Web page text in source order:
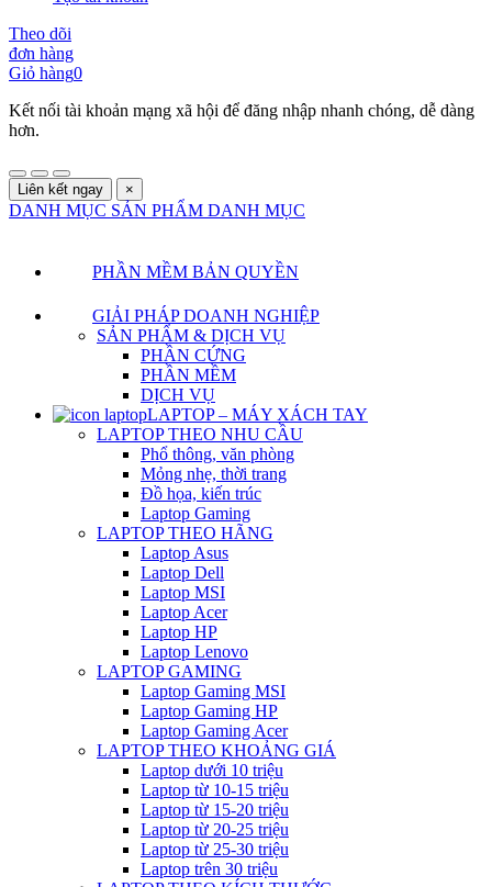
Theo dõi
đơn hàng
Giỏ hàng0
Kết nối tài khoản mạng xã hội để đăng nhập nhanh chóng, dễ dàng
hơn.
Liên kết ngay ×
DANH MỤC SẢN PHẨM DANH MỤC
PHẦN MỀM BẢN QUYỀN
GIẢI PHÁP DOANH NGHIỆP
SẢN PHẨM & DỊCH VỤ
PHẦN CỨNG
PHẦN MỀM
DỊCH VỤ
LAPTOP – MÁY XÁCH TAY
LAPTOP THEO NHU CẦU
Phổ thông, văn phòng
Mỏng nhẹ, thời trang
Đồ họa, kiến trúc
Laptop Gaming
LAPTOP THEO HÃNG
Laptop Asus
Laptop Dell
Laptop MSI
Laptop Acer
Laptop HP
Laptop Lenovo
LAPTOP GAMING
Laptop Gaming MSI
Laptop Gaming HP
Laptop Gaming Acer
LAPTOP THEO KHOẢNG GIÁ
Laptop dưới 10 triệu
Laptop từ 10-15 triệu
Laptop từ 15-20 triệu
Laptop từ 20-25 triệu
Laptop từ 25-30 triệu
Laptop trên 30 triệu